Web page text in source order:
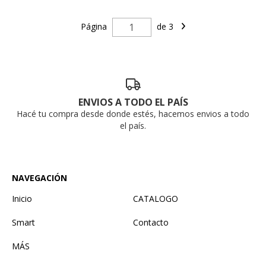
Página de 3
ENVIOS A TODO EL PAÍS
Hacé tu compra desde donde estés, hacemos envios a todo
el país.
NAVEGACIÓN
Inicio
CATALOGO
Smart Contacto
MÁS